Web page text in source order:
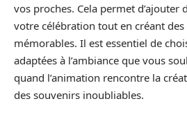
vos proches. Cela permet d’ajouter
votre célébration tout en créant
mémorables. Il est essentiel de
adaptées à l’ambiance que vous
quand l’animation rencontre la
des souvenirs inoubliables.